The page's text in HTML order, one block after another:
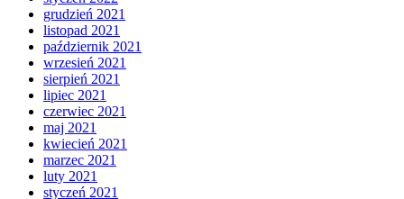
grudzień 2021
listopad 2021
październik 2021
wrzesień 2021
sierpień 2021
lipiec 2021
czerwiec 2021
maj 2021
kwiecień 2021
marzec 2021
luty 2021
styczeń 2021